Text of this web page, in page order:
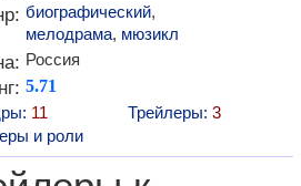
биографический,
мелодрама, мюзикл
Россия
5.71
11 Трейлеры: 3
и роли